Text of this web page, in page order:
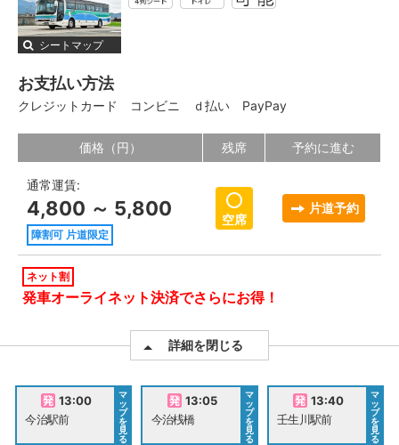
シートマップ
お支払い方法
クレジットカード コンビニ ｄ払い PayPay
価格（円） 残席 予約に進む
通常運賃:
4,800 ～ 5,800
障割可 片道限定
空席
片道予約
ネット割
発車オーライネット決済でさらにお得！
詳細を閉じる
13:00
今治駅前
マ
ッ
プ
を
見
る
13:05
今治桟橋
マ
ッ
プ
を
見
る
13:40
壬生川駅前
マ
ッ
プ
を
見
る